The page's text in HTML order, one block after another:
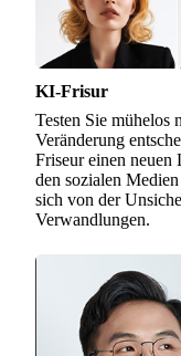
KI-Frisur
Testen Sie mühelos
Veränderung
Friseur einen
den sozialen
sich von der
Verwandlungen.